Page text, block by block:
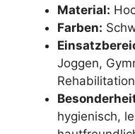
Material:
Farben:
Joggen,
Rehabilitation
hygienisch,